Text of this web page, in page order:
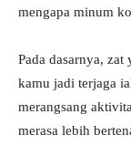
mengapa minum
Pada dasarnya,
kamu jadi terjaga
merangsang
merasa lebih